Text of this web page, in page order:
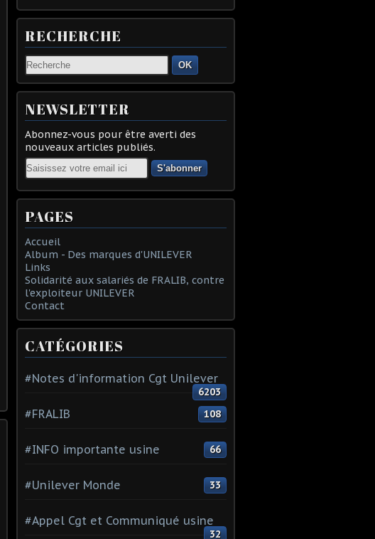
RECHERCHE
OK
NEWSLETTER
Abonnez-vous pour être averti des
nouveaux articles publiés.
Email
PAGES
Accueil
Album - Des marques d'UNILEVER
Links
Solidarité aux salariés de FRALIB, contre
l'exploiteur UNILEVER
Contact
CATÉGORIES
#Notes d'information Cgt Unilever
6203
#FRALIB 108
#INFO importante usine 66
#Unilever Monde 33
#Appel Cgt et Communiqué usine
32